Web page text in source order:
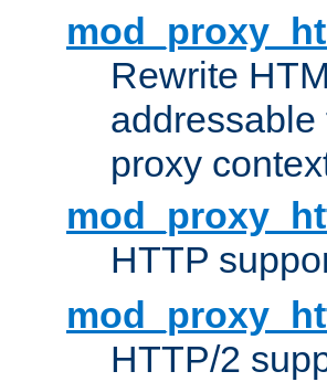
Rewrite
proxy
HTTP
HTTP/2